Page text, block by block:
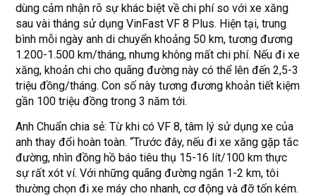
dùng cảm nhận rõ sự khác biệt về chi phí so với xe xăng
sau vài tháng sử dụng VinFast VF 8 Plus. Hiện tại, trung
bình mỗi ngày anh di chuyển khoảng 50 km, tương đương
1.200-1.500 km/tháng, nhưng không mất chi phí. Nếu đi xe
xăng, khoản chi cho quãng đường này có thể lên đến 2,5-3
triệu đồng/tháng. Con số này tương đương khoản tiết kiệm
gần 100 triệu đồng trong 3 năm tới.
Anh Chuẩn chia sẻ: Từ khi có VF 8, tâm lý sử dụng xe của
anh thay đổi hoàn toàn. “Trước đây, nếu đi xe xăng gặp tắc
đường, nhìn đồng hồ báo tiêu thụ 15-16 lít/100 km thực
sự rất xót ví. Với những quãng đường ngắn 1-2 km, tôi
thường chọn đi xe máy cho nhanh, cơ động và đỡ tốn kém.